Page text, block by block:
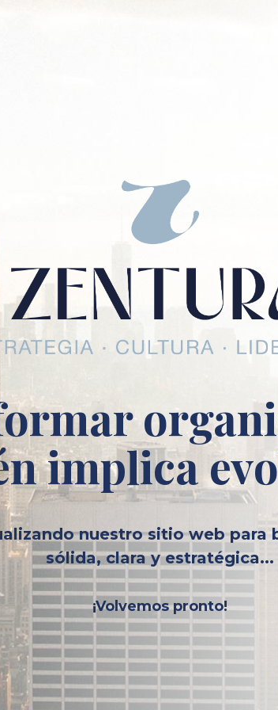
implica
nuestro sitio web para
sólida, clara y estratégica...
¡Volvemos pronto!